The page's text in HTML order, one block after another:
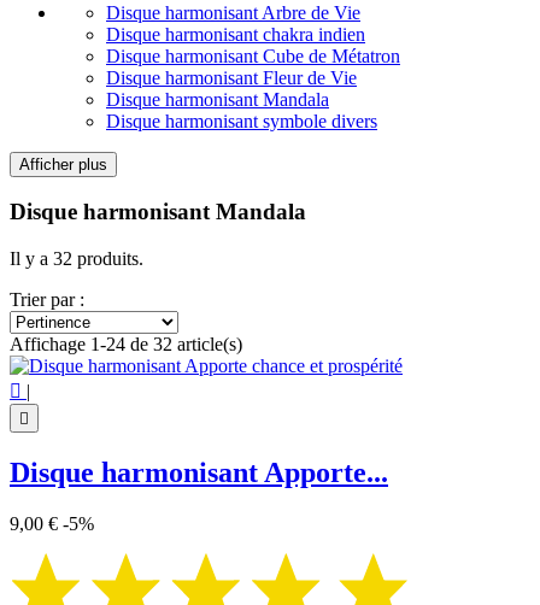
Disque harmonisant Arbre de Vie
Disque harmonisant chakra indien
Disque harmonisant Cube de Métatron
Disque harmonisant Fleur de Vie
Disque harmonisant Mandala
Disque harmonisant symbole divers
Effacer les filtres
€
Mandala
32
Voir les Produits32
Afficher plus
Disque harmonisant Mandala
Il y a 32 produits.
Trier par :
Affichage 1-24 de 32 article(s)
 |

Disque harmonisant Apporte...
9,00 € -5%